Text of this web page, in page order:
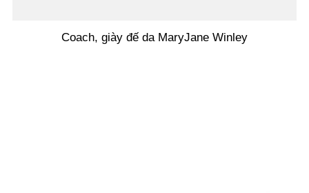
Coach, giày đế da MaryJane Winley